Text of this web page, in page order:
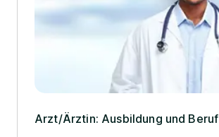
Arzt/­Ärztin: Ausbildung und Beruf